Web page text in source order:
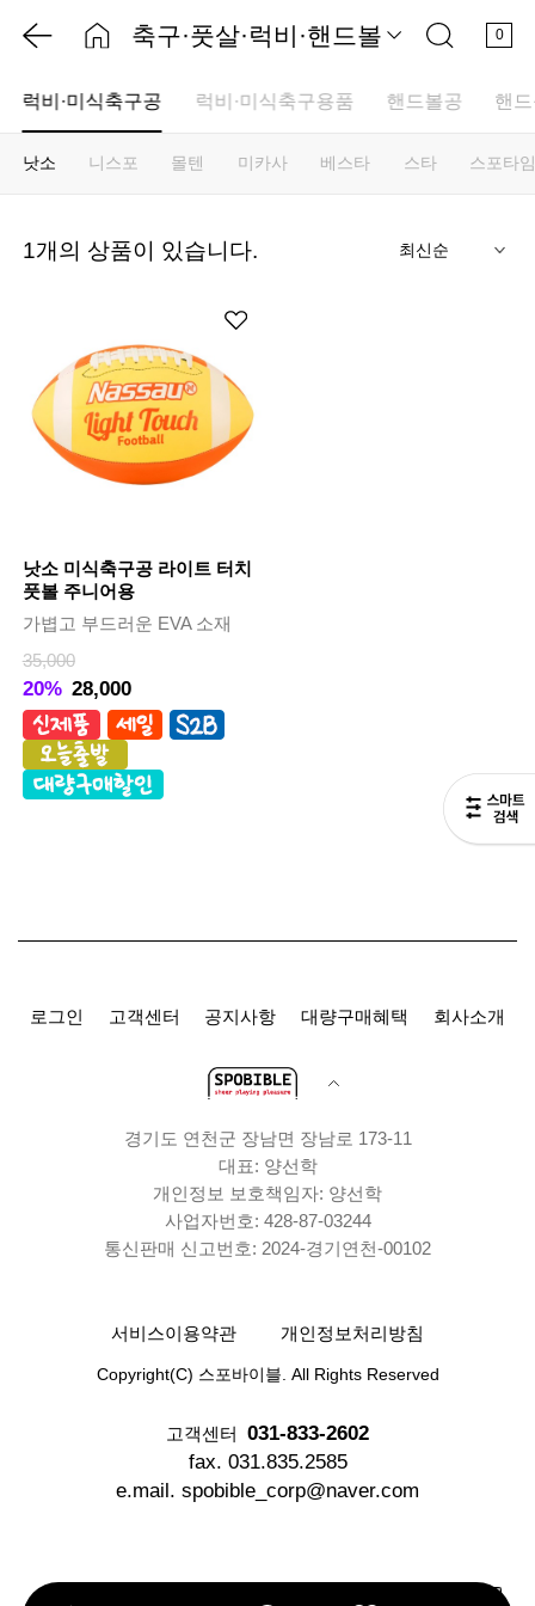
0
축구·풋살·럭비·핸드볼
럭비·미식축구공 럭비·미식축구용품 핸드볼공 핸
낫소 니스포 몰텐 미카사 베스타 스타 스포타임
1개의 상품이 있습니다.
낫소 미식축구공 라이트 터치
풋볼 주니어용
가볍고 부드러운 EVA 소재
35,000
20% 28,000
로그인 고객센터 공지사항 대량구매혜택 회사소개
경기도 연천군 장남면 장남로 173-11
대표: 양선학
개인정보 보호책임자: 양선학
사업자번호: 428-87-03244
통신판매 신고번호: 2024-경기연천-00102
서비스이용약관 개인정보처리방침
Copyright(C) 스포바이블. All Rights Reserved
고객센터 031-833-2602
fax. 031.835.2585
e.mail. spobible_corp@naver.com